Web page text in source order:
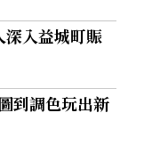
入益城町賑
到調色玩出新